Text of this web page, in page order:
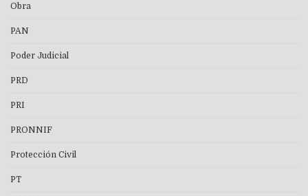
Obra
PAN
Poder Judicial
PRD
PRI
PRONNIF
Protección Civil
PT